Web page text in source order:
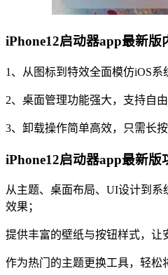
iPhone12启动器app最新版
1、从图标到特效全面模仿iOS系
2、桌面管理功能强大，支持自
3、卸载操作简单高效，只需长按
iPhone12启动器app最新版
从主题、桌面布局、UI设计到系
效果；
提供丰富的壁纸与按钮样式，让
作为热门的主题更换工具，轻松